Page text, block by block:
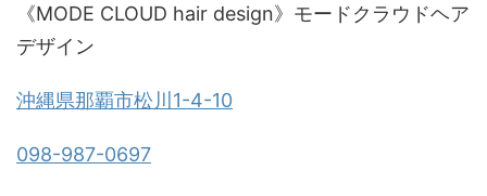
《MODE CLOUD hair design》モードクラウドヘア
デザイン
沖縄県那覇市松川1-4-10
098-987-0697